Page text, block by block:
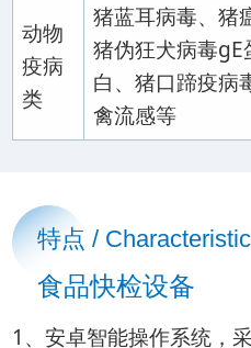
动物
疫病
类
猪蓝耳病毒、猪
猪伪狂犬病毒gE
白、猪口蹄疫病
禽流感等
特点 / Characteristic
食品快检设备
1、安卓智能操作系统，